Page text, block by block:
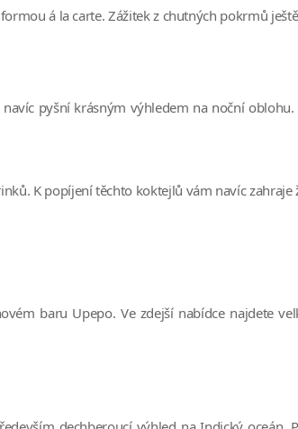
á la carte. Zážitek z chutných pokrmů
pyšní krásným výhledem na noční
K popíjení těchto koktejlů vám navíc
baru Upepo. Ve zdejší nabídce najdete